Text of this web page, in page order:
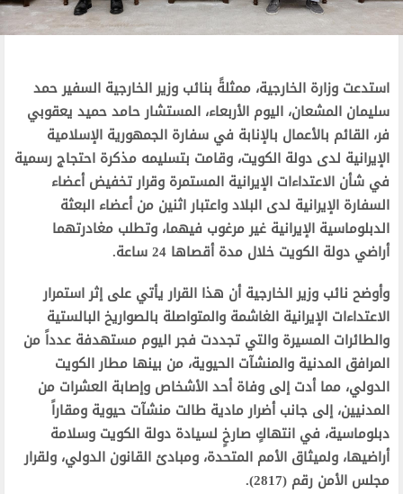
استدعت وزارة الخارجية، ممثلةً بنائب وزير الخارجية السفير حمد
سليمان المشعان، اليوم الأربعاء، المستشار حامد حميد يعقوبي
فر، القائم بالأعمال بالإنابة في سفارة الجمهورية الإسلامية
الإيرانية لدى دولة الكويت، وقامت بتسليمه مذكرة احتجاج رسمية
في شأن الاعتداءات الإيرانية المستمرة وقرار تخفيض أعضاء
السفارة الإيرانية لدى البلاد واعتبار اثنين من أعضاء البعثة
الدبلوماسية الإيرانية غير مرغوب فيهما، وتطلب مغادرتهما
أراضي دولة الكويت خلال مدة أقصاها 24 ساعة.
وأوضح نائب وزير الخارجية أن هذا القرار يأتي على إثر استمرار
الاعتداءات الإيرانية الغاشمة والمتواصلة بالصواريخ البالستية
والطائرات المسيرة والتي تجددت فجر اليوم مستهدفة عدداً من
المرافق المدنية والمنشآت الحيوية، من بينها مطار الكويت
الدولي، مما أدت إلى وفاة أحد الأشخاص وإصابة العشرات من
المدنيين، إلى جانب أضرار مادية طالت منشآت حيوية ومقاراً
دبلوماسية، في انتهاكٍ صارخٍ لسيادة دولة الكويت وسلامة
أراضيها، ولميثاق الأمم المتحدة، ومبادئ القانون الدولي، ولقرار
مجلس الأمن رقم (2817).